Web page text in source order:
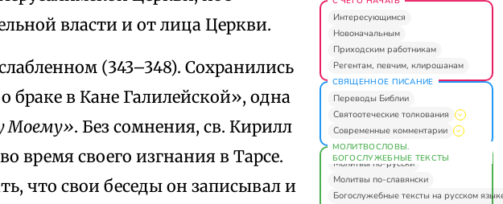
власти и от лица Церкви.
(343–348). Сохранились
браке в Кане Галилейской», одна
Моему». Без сомнения, св. Кирилл
время своего изгнания в Taрсe.
что свои беседы он записывал и
Интересующимся
Новоначальным
Приходским работникам
Регентам, певчим, клирошанам
СВЯЩЕННОЕ ПИСАНИЕ
Переводы Библии
Святоотеческие толкования
Современные комментарии
МОЛИТВОСЛОВЫ.
БОГОСЛУЖЕБНЫЕ ТЕКСТЫ
Молитвы по-русски
Молитвы по-славянски
Богослужебные тексты на русском